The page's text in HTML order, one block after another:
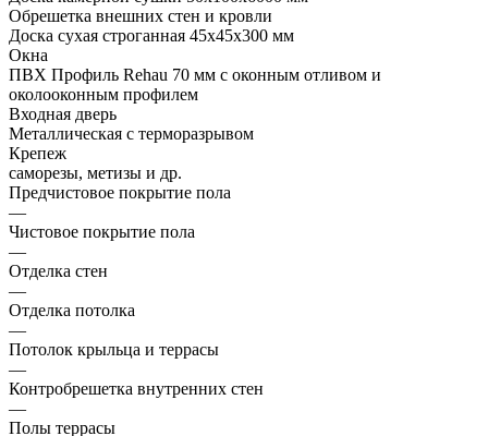
Обрешетка внешних стен и кровли
Доска сухая строганная 45х45х300 мм
Окна
ПВХ Профиль Rehau 70 мм с оконным отливом и
околооконным профилем
Входная дверь
Металлическая с терморазрывом
Крепеж
саморезы, метизы и др.
Предчистовое покрытие пола
—
Чистовое покрытие пола
—
Отделка стен
—
Отделка потолка
—
Потолок крыльца и террасы
—
Контробрешетка внутренних стен
—
Полы террасы